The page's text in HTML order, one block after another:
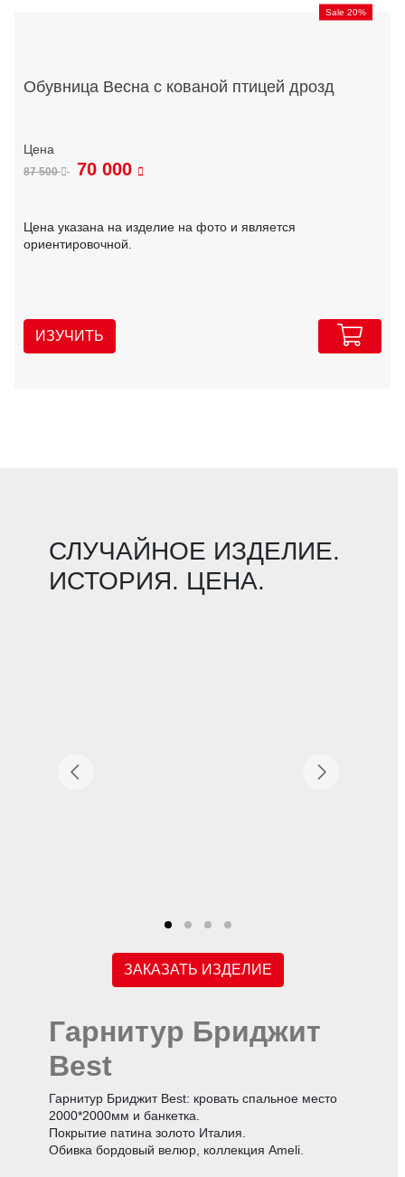
Sale 20%
Обувница Весна с кованой птицей дрозд
87 500 70 000
Цена указана на изделие на фото и является
ориентировочной.
ИЗУЧИТЬ
СЛУЧАЙНОЕ ИЗДЕЛИЕ.
ИСТОРИЯ. ЦЕНА.
ЗАКАЗАТЬ ИЗДЕЛИЕ
Гарнитур Бриджит
Best
Гарнитур Бриджит Best: кровать спальное место
2000*2000мм и банкетка.
Покрытие патина золото Италия.
Обивка бордовый велюр, коллекция Ameli.